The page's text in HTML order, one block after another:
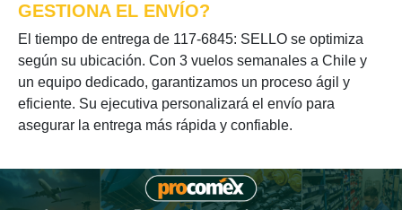
GESTIONA EL ENVÍO?
El tiempo de entrega de 117-6845: SELLO se optimiza
según su ubicación. Con 3 vuelos semanales a Chile y
un equipo dedicado, garantizamos un proceso ágil y
eficiente. Su ejecutiva personalizará el envío para
asegurar la entrega más rápida y confiable.